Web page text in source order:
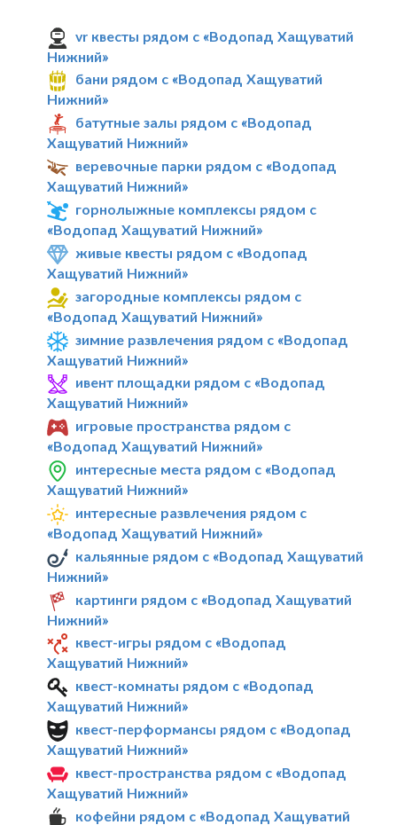
vr квесты рядом с «Водопад Хащуватий
Нижний»
бани рядом с «Водопад Хащуватий
Нижний»
батутные залы рядом с «Водопад
Хащуватий Нижний»
веревочные парки рядом с «Водопад
Хащуватий Нижний»
горнолыжные комплексы рядом с
«Водопад Хащуватий Нижний»
живые квесты рядом с «Водопад
Хащуватий Нижний»
загородные комплексы рядом с
«Водопад Хащуватий Нижний»
зимние развлечения рядом с «Водопад
Хащуватий Нижний»
ивент площадки рядом с «Водопад
Хащуватий Нижний»
игровые пространства рядом с
«Водопад Хащуватий Нижний»
интересные места рядом с «Водопад
Хащуватий Нижний»
интересные развлечения рядом с
«Водопад Хащуватий Нижний»
кальянные рядом с «Водопад Хащуватий
Нижний»
картинги рядом с «Водопад Хащуватий
Нижний»
квест-игры рядом с «Водопад
Хащуватий Нижний»
квест-комнаты рядом с «Водопад
Хащуватий Нижний»
квест-перформансы рядом с «Водопад
Хащуватий Нижний»
квест-пространства рядом с «Водопад
Хащуватий Нижний»
кофейни рядом с «Водопад Хащуватий